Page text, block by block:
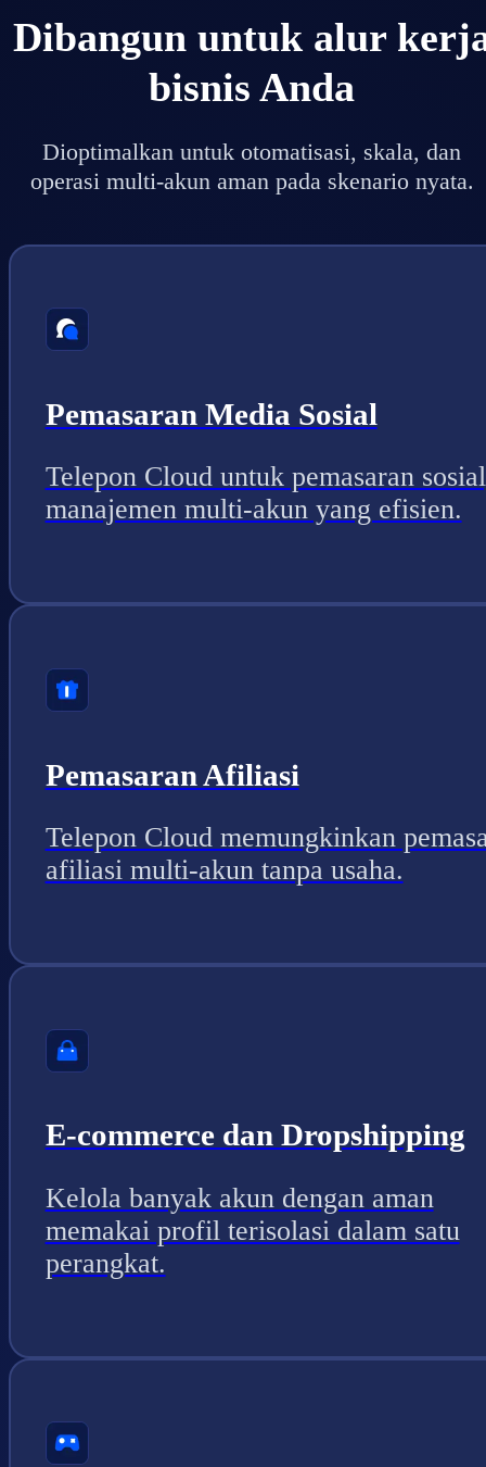
Dibangun untuk alur
bisnis Anda
Dioptimalkan untuk otomatisasi, skala, dan
operasi multi-akun aman pada skenario nyata.
Pemasaran Media Sosial
Telepon Cloud untuk pemasaran
manajemen multi-akun yang efisien.
Pemasaran Afiliasi
Telepon Cloud memungkinkan
afiliasi multi-akun tanpa usaha.
E-commerce dan Dropshipping
Kelola banyak akun dengan aman
memakai profil terisolasi dalam satu
perangkat.